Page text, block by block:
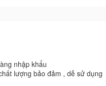
nhập khẩu
lượng bảo đảm , dễ sử dụng